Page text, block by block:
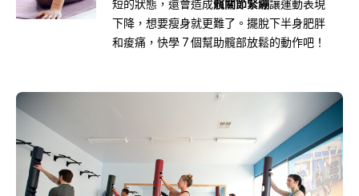
短的狀態，還會造成髖關節緊繃讓運動表現
下降，想要瘦身就更難了。擺脫下半身肥胖
和痠痛，快學 7 個幫助髖部放鬆的動作吧！